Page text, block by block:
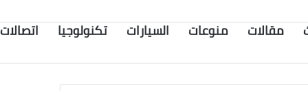
مقالات منوعات السيارات تكنولوجيا اتصالات